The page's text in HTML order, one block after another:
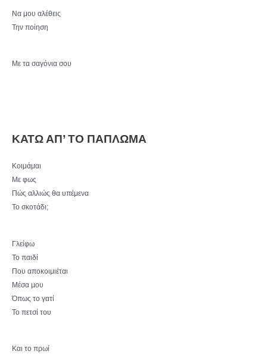
Να μου αλέθεις
Την ποίηση
Με τα σαγόνια σου
ΚΑΤΩ ΑΠ’ ΤΟ ΠΑΠΛΩΜΑ
Κοιμάμαι
Με φως
Πώς αλλιώς θα υπέμενα
Το σκοτάδι;
Γλείφω
Το παιδί
Που αποκοιμιέται
Μέσα μου
Όπως το γατί
Το πετσί του
Και το πρωί